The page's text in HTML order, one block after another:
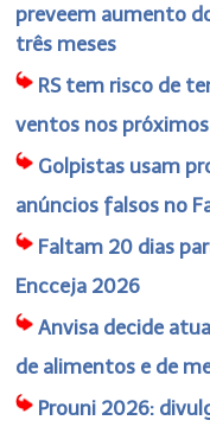
preveem aumento
três meses
RS tem risco de
ventos nos
Golpistas usam
anúncios falsos no
Faltam 20 dias
Encceja 2026
Anvisa decide
de alimentos e de
Prouni 2026: